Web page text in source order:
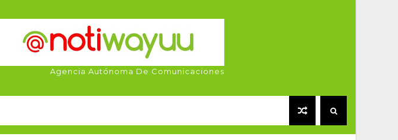
Agencia Autónoma De Comunicaciones